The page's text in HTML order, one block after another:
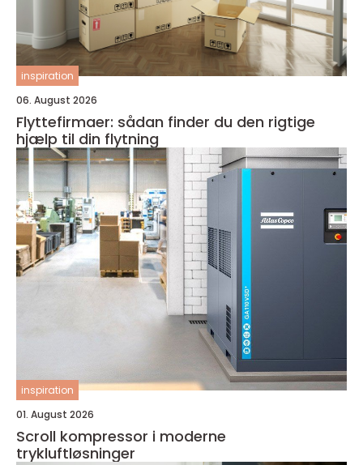
inspiration
06. August 2026
Flyttefirmaer: sådan finder du den rigtige
hjælp til din flytning
inspiration
01. August 2026
Scroll kompressor i moderne
trykluftløsninger